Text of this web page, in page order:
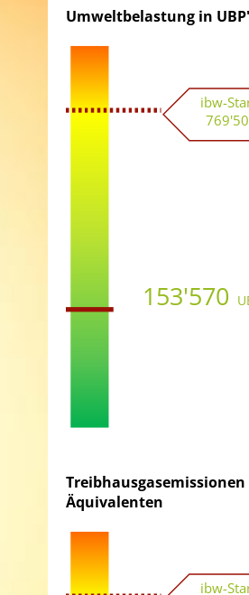
Umweltbelastung in
ibw-
153'570
Treibhausgasemissionen
Äquivalenten
ibw-